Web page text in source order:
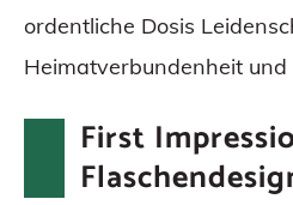
ordentliche Dosis
Heimatverbundenheit
First